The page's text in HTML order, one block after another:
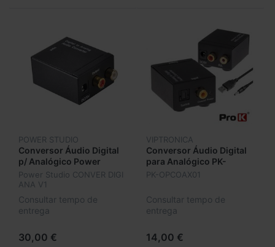
POWER STUDIO
Conversor Áudio Digital
p/ Analógico Power
Studio CONVER DIGI ANA
V1
Power Studio CONVER DIGI
ANA V1
Consultar tempo de
entrega
30,00 €
VIPTRONICA
Conversor Áudio Digital
para Analógico PK-
OPCOAX01
PK-OPCOAX01
Consultar tempo de
entrega
14,00 €